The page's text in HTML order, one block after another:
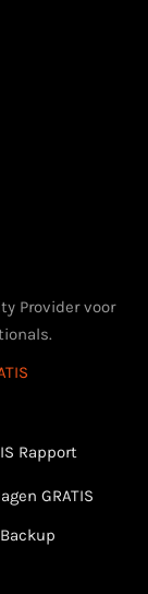
Provider voor
Rapport
GRATIS